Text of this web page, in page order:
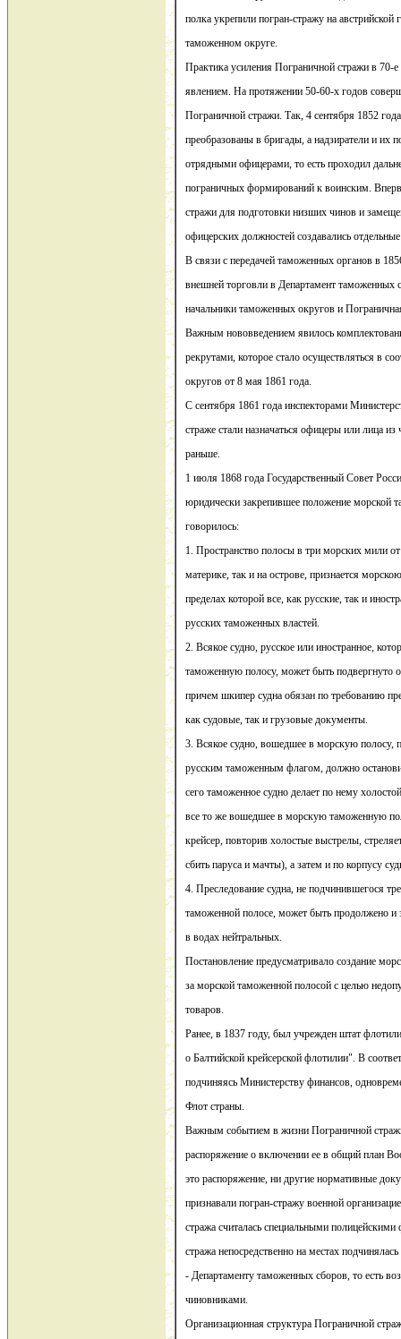
полка укрепили погран-стражу на австрийской
таможенном округе.
Практика усиления Пограничной стражи в 70-
явлением. На протяжении 50-60-х годов
Пограничной стражи. Так, 4 сентября 1852
преобразованы в бригады, а надзиратели и их
отрядными офицерами, то есть проходил
пограничных формирований к воинским.
стражи для подготовки низших чинов и
офицерских должностей создавались
В связи с передачей таможенных органов в
внешней торговли в Департамент
начальники таможенных округов и
Важным нововведением явилось
рекрутами, которое стало осуществляться в
округов от 8 мая 1861 года.
С сентября 1861 года инспекторами
страже стали назначаться офицеры или лица
раньше.
1 июля 1868 года Государственный Совет
юридически закрепившее положение морской
говорилось:
1. Пространство полосы в три морских мили от
материке, так и на острове, признается
пределах которой все, как русские, так и
русских таможенных властей.
2. Всякое судно, русское или иностранное,
таможенную полосу, может быть подвергнуто
причем шкипер судна обязан по требованию
как судовые, так и грузовые документы.
3. Всякое судно, вошедшее в морскую полосу,
русским таможенным флагом, должно
сего таможенное судно делает по нему
все то же вошедшее в морскую таможенную
крейсер, повторив холостые выстрелы,
сбить паруса и мачты), а затем и по корпусу
4. Преследование судна, не подчинившегося
таможенной полосе, может быть продолжено и
в водах нейтральных.
Постановление предусматривало создание
за морской таможенной полосой с целью
товаров.
Ранее, в 1837 году, был учрежден штат
о Балтийской крейсерской флотилии". В
подчиняясь Министерству финансов,
Флот страны.
Важным событием в жизни Пограничной
распоряжение о включении ее в общий план
это распоряжение, ни другие нормативные
признавали погран-стражу военной
стража считалась специальными
стража непосредственно на местах
- Департаменту таможенных сборов, то есть
чиновниками.
Организационная структура Пограничной